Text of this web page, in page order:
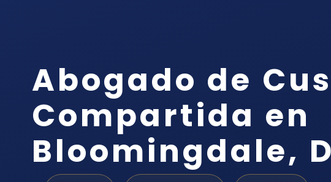
Abogado de
Compartida en
Bloomingdale,